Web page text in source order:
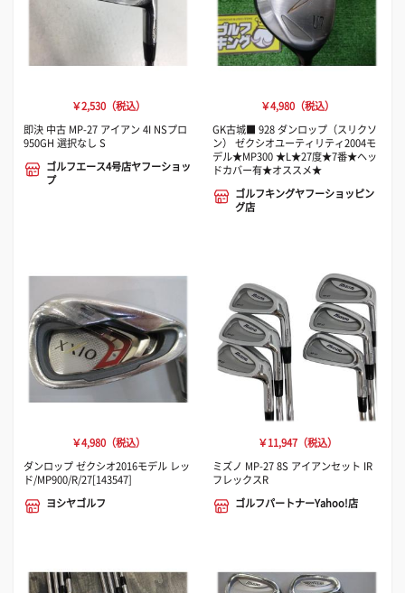
￥2,530（税込）
即決 中古 MP-27 アイアン 4I NSプロ
950GH 選択なし S
ゴルフエース4号店ヤフーショッ
プ
￥4,980（税込）
GK古城■ 928 ダンロップ（スリクソ
ン） ゼクシオユーティリティ2004モ
デル★MP300 ★L★27度★7番★ヘッ
ドカバー有★オススメ★
ゴルフキングヤフーショッピン
グ店
￥4,980（税込）
ダンロップ ゼクシオ2016モデル レッ
ド/MP900/R/27[143547]
ヨシヤゴルフ
￥11,947（税込）
ミズノ MP-27 8S アイアンセット IR
フレックスR
ゴルフパートナーYahoo!店